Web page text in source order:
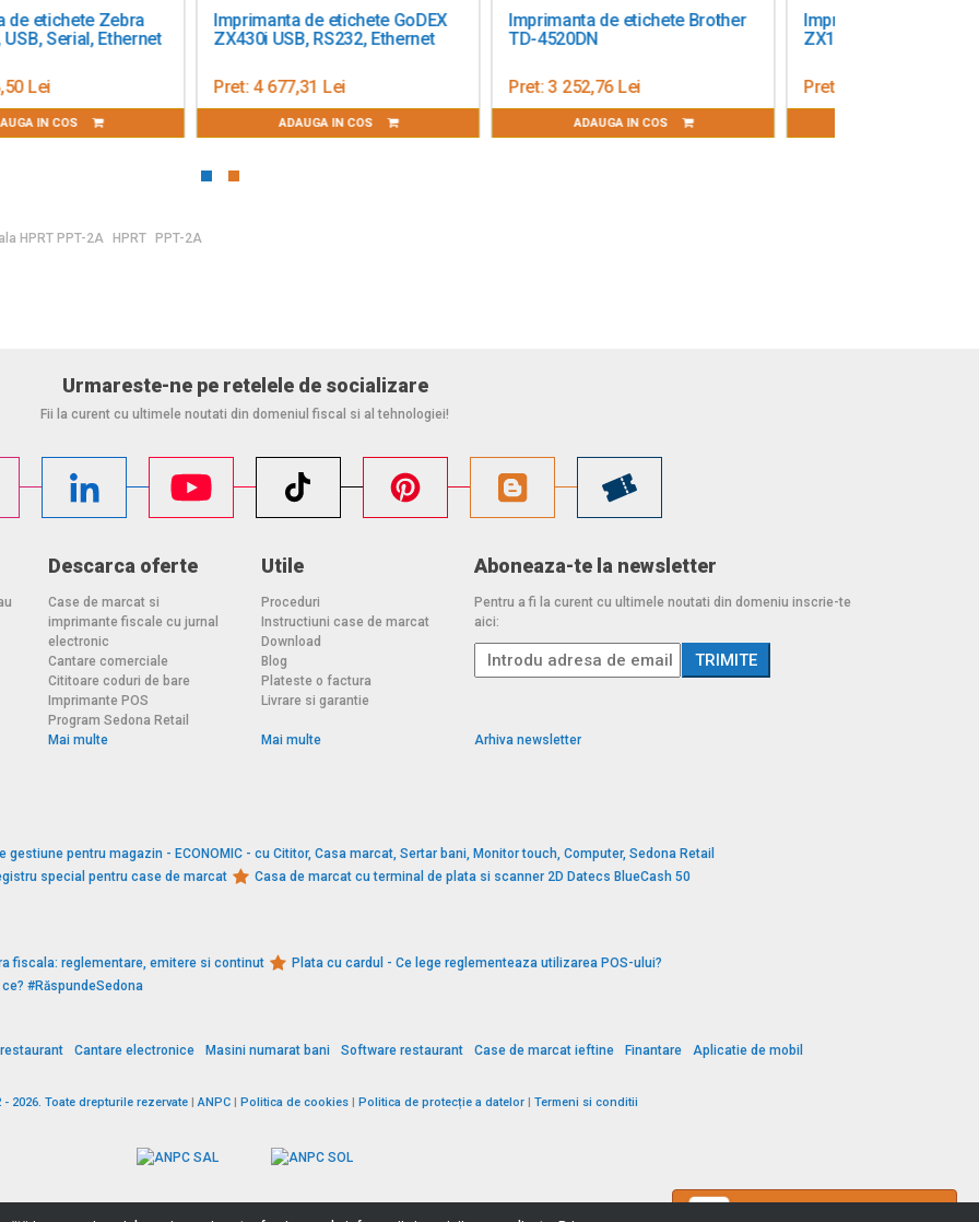
de etichete GoDEX
USB, RS232, Ethernet
5 929,82 Lei
ADAUGA IN COS
Imprimanta de etichete Brother
TD-4550DN
Pret:3 354,45 Lei
ADAUGA IN COS
Imprimanta de etichete Brother
TD-4420D
Pret:1 827,20 Lei
ADAUGA IN COS
HPRT PPT-2A HPRT PPT-2A
Urmareste-ne pe retelele de socializare
Fii la curent cu ultimele noutati din domeniul fiscal si al tehnologiei!
Descarca oferte
Case de marcat si
imprimante fiscale cu jurnal
electronic
Cantare comerciale
Cititoare coduri de bare
Imprimante POS
Program Sedona Retail
Mai multe
Utile
Proceduri
Instructiuni case de marcat
Download
Blog
Plateste o factura
Livrare si garantie
Mai multe
Aboneaza-te la newsletter
Pentru a fi la curent cu ultimele noutati din domeniu inscrie-te
aici:
Arhiva newsletter
gestiune pentru magazin - ECONOMIC - cu Cititor, Casa marcat, Sertar bani, Monitor touch, Computer, Sedona Retail
special pentru case de marcat Casa de marcat cu terminal de plata si scanner 2D Datecs BlueCash 50
fiscala: reglementare, emitere si continut
Plata cu cardul - Ce lege reglementeaza utilizarea POS-ului?
#RăspundeSedona
Cantare electronice Masini numarat bani Software restaurant Case de marcat ieftine Finantare Aplicatie de mobil
2026. Toate drepturile rezervate | ANPC | Politica de cookies | Politica de protecție a datelor | Termeni si conditii